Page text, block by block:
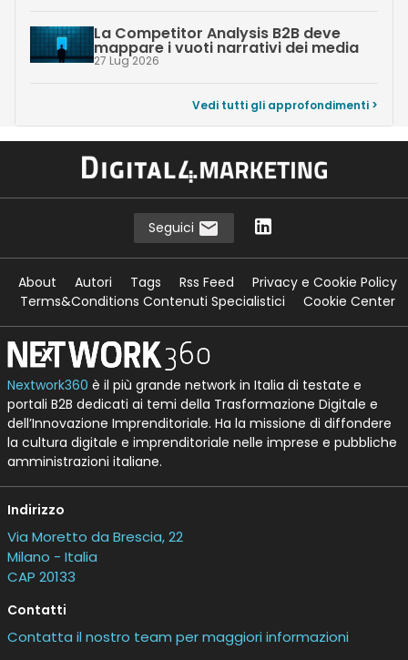
La Competitor Analysis B2B deve
mappare i vuoti narrativi dei media
27 Lug 2026
Vedi tutti gli approfondimenti >
Seguici
About Autori Tags Rss Feed
Privacy e Cookie Policy
Terms&Conditions Contenuti Specialistici
Cookie Center
Nextwork360 è il più grande network in Italia di testate e
portali B2B dedicati ai temi della Trasformazione Digitale e
dell’Innovazione Imprenditoriale. Ha la missione di diffondere
la cultura digitale e imprenditoriale nelle imprese e pubbliche
amministrazioni italiane.
Indirizzo
Via Moretto da Brescia, 22
Milano - Italia
CAP 20133
Contatti
Contatta il nostro team per maggiori informazioni